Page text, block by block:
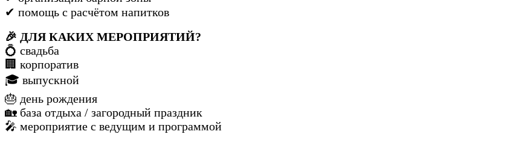
✔ помощь с расчётом напитков
🎉 ДЛЯ КАКИХ МЕРОПРИЯТИЙ?
💍 свадьба
🏢 корпоратив
🎓 выпускной
🎂 день рождения
🏡 база отдыха / загородный праздник
🎤 мероприятие с ведущим и программой